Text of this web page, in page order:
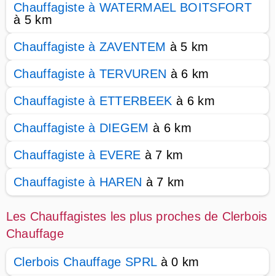
Chauffagiste à WATERMAEL BOITSFORT
à 5 km
Chauffagiste à ZAVENTEM à 5 km
Chauffagiste à TERVUREN à 6 km
Chauffagiste à ETTERBEEK à 6 km
Chauffagiste à DIEGEM à 6 km
Chauffagiste à EVERE à 7 km
Chauffagiste à HAREN à 7 km
Les Chauffagistes les plus proches de Clerbois
Chauffage
Clerbois Chauffage SPRLà 0 km